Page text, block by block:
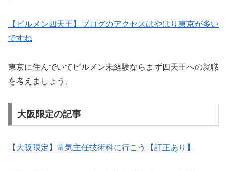
【ビルメン四天王】ブログのアクセスはやはり東京が多い
ですね
東京に住んでいてビルメン未経験ならまず四天王への就職
を考えましょう。
大阪限定の記事
【大阪限定】電気主任技術科に行こう【訂正あり】